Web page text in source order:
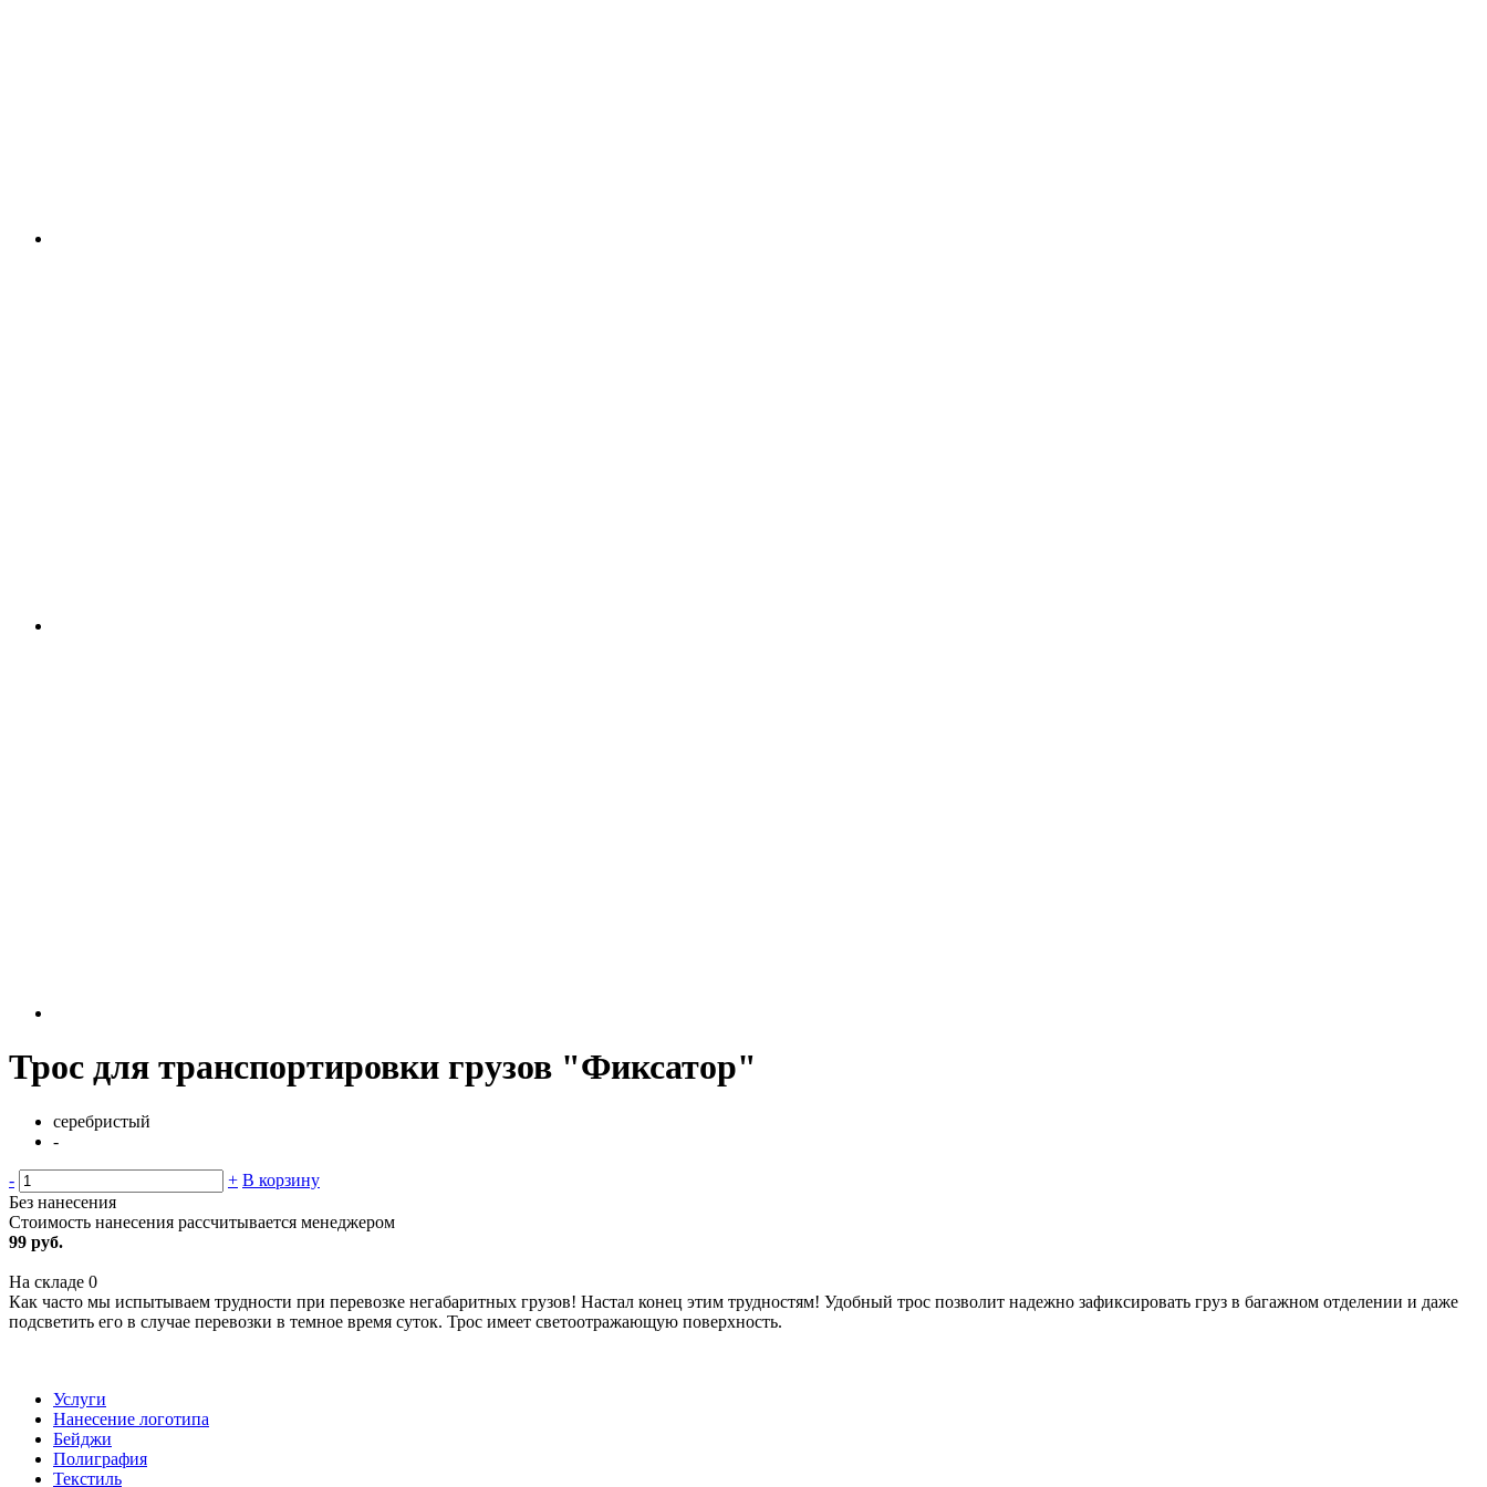
Трос для транспортировки грузов "Фиксатор"
серебристый
-
- + В корзину
Без нанесения
Стоимость нанесения рассчитывается менеджером
99 руб.
На складе 0
Как часто мы испытываем трудности при перевозке негабаритных грузов! Настал конец этим трудностям! Удобный трос позволит надежно зафиксировать груз в багажном отделении и даже
подсветить его в случае перевозки в темное время суток. Трос имеет светоотражающую поверхность.
Услуги
Нанесение логотипа
Бейджи
Полиграфия
Текстиль